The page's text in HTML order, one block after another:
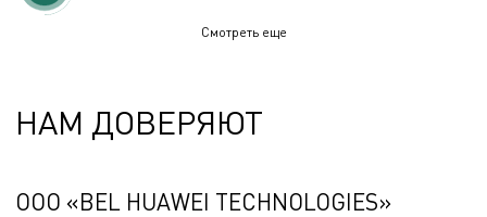
Смотреть еще
НАМ ДОВЕРЯЮТ
ООО «BEL HUAWEI TECHNOLOGIES»